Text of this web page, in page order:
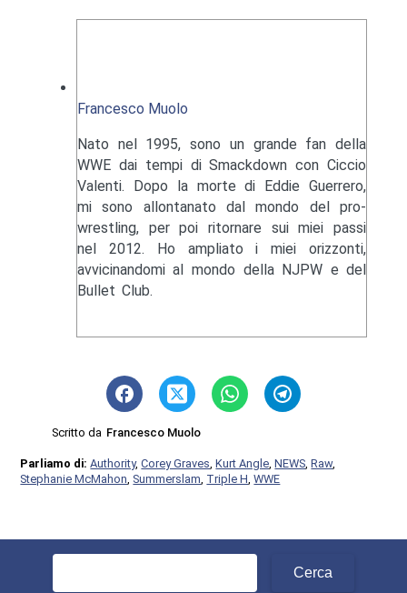
Francesco Muolo
Nato nel 1995, sono un grande fan della
WWE dai tempi di Smackdown con Ciccio
Valenti. Dopo la morte di Eddie Guerrero,
mi sono allontanato dal mondo del pro-
wrestling, per poi ritornare sui miei passi
nel 2012. Ho ampliato i miei orizzonti,
avvicinandomi al mondo della NJPW e del
Bullet Club.
Scritto da Francesco Muolo
Parliamo di:Authority,Corey Graves,Kurt Angle,NEWS,Raw,
Stephanie McMahon,Summerslam, Triple H,WWE
Ricerca